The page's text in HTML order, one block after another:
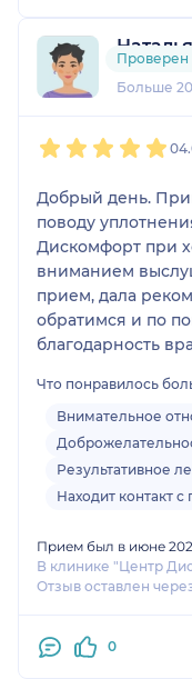
Наталья
4 отзыва
Больше
Проверен
Добрый день. Пришли на прием с ребенком по
поводу
Дискомфорт при ходьбе. Таисия
вниманием
прием, дала
обратимся и по поводу высыпаний на теле.
благодарность
Что понравилось
Внимательное
Результативное
Находит контакт
Прием был в июне
В клинике "Центр
Отзыв оставлен
0